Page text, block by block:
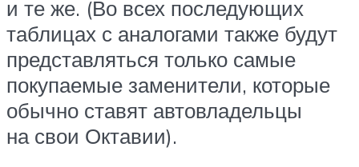
и те же. (Во всех последующих
таблицах с аналогами также будут
представляться только самые
покупаемые заменители, которые
обычно ставят автовладельцы
на свои Октавии).